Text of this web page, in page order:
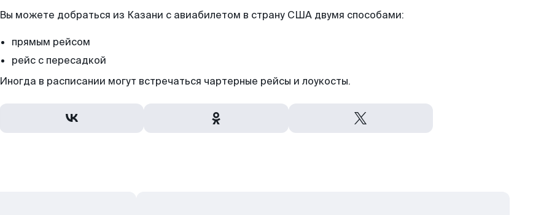
Вы можете добраться из Казани с авиабилетом в страну США двумя способами:
прямым рейсом
рейс с пересадкой
Иногда в расписании могут встречаться чартерные рейсы и лоукосты.